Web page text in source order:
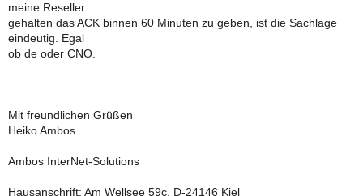
meine Reseller
gehalten das ACK binnen 60 Minuten zu geben, ist die Sachlage
eindeutig. Egal
ob de oder CNO.
Mit freundlichen Grüßen
Heiko Ambos
Ambos InterNet-Solutions
Hausanschrift: Am Wellsee 59c, D-24146 Kiel